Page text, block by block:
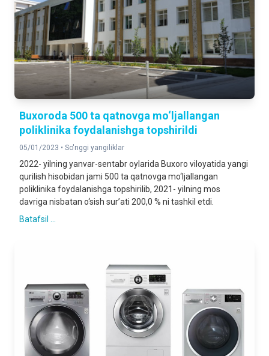
Buxoroda 500 ta qatnovga mo‘ljallangan
poliklinika foydalanishga topshirildi
05/01/2023 • So'nggi yangiliklar
2022- yilning yanvar-sentabr oylarida Buxoro viloyatida yangi
qurilish hisobidan jami 500 ta qatnovga mo‘ljallangan
poliklinika foydalanishga topshirilib, 2021- yilning mos
davriga nisbatan o‘sish sur’ati 200,0 % ni tashkil etdi.
Batafsil ...